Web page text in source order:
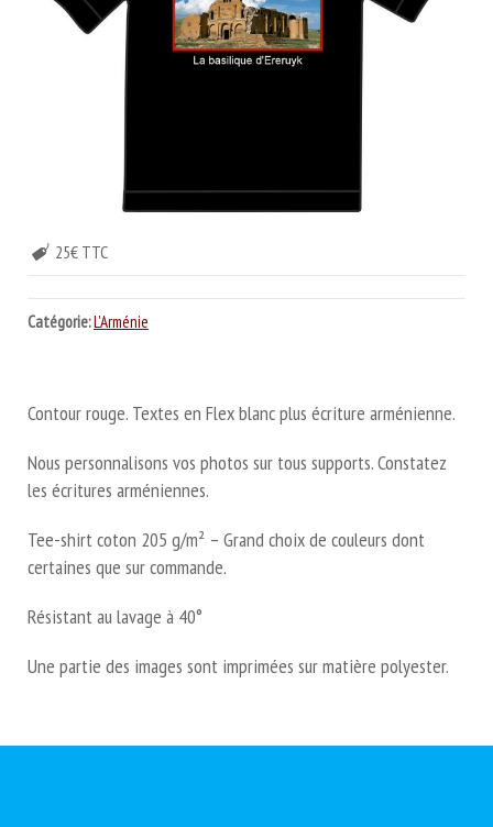
25€ TTC
Catégorie:L'Arménie
Contour rouge. Textes en Flex blanc plus écriture arménienne.
Nous personnalisons vos photos sur tous supports. Constatez
les écritures arméniennes.
Tee-shirt coton 205 g/m² – Grand choix de couleurs dont
certaines que sur commande.
Résistant au lavage à 40°
Une partie des images sont imprimées sur matière polyester.